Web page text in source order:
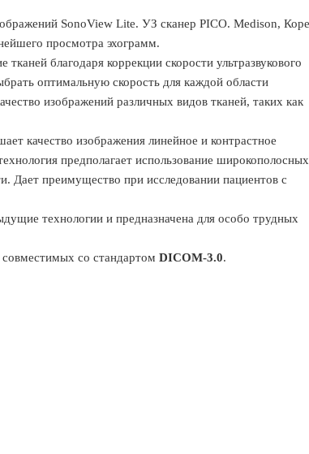
просмотра эхограмм.
благодаря коррекции скорости ультразвукового
оптимальную скорость для каждой области
изображений различных видов тканей, таких как
качество изображения линейное и контрастное
предполагает использование широкополосных
Дает преимущество при исследовании пациентов с
технологии и предназначена для особо трудных
со стандартом DICOM-3.0.